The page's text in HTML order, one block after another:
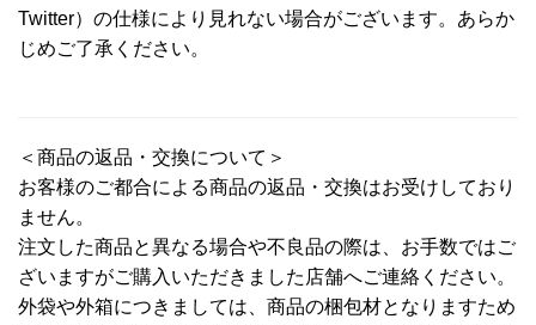
Twitter）の仕様により見れない場合がございます。あらか
じめご了承ください。
＜商品の返品・交換について＞
お客様のご都合による商品の返品・交換はお受けしており
ません。
注文した商品と異なる場合や不良品の際は、お手数ではご
ざいますがご購入いただきました店舗へご連絡ください。
外袋や外箱につきましては、商品の梱包材となりますため